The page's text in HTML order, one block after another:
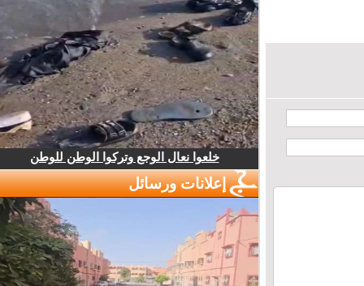
خلعوا نعال الوجع وتركوا الوطن للوطن
إعلانات ورسائل